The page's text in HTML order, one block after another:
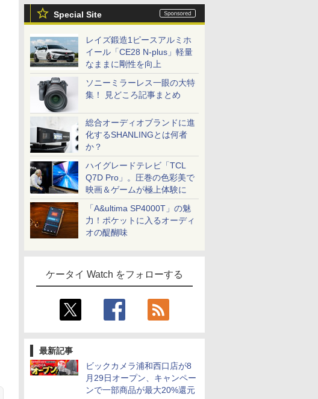
Special Site
レイズ鍛造1ピースアルミホ
イール「CE28 N-plus」軽量
なままに剛性を向上
ソニーミラーレス一眼の大特
集！ 見どころ記事まとめ
総合オーディオブランドに進
化するSHANLINGとは何者
か？
ハイグレードテレビ「TCL
Q7D Pro」。圧巻の色彩美で
映画＆ゲームが極上体験に
「A&ultima SP4000T」の魅
力！ポケットに入るオーディ
オの醍醐味
ケータイ Watch をフォローする
最新記事
ビックカメラ浦和西口店が8
月29日オープン、キャンペー
ンで一部商品が最大20%還元